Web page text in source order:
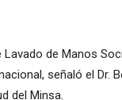
de Manos
señaló el Dr.
del Minsa.